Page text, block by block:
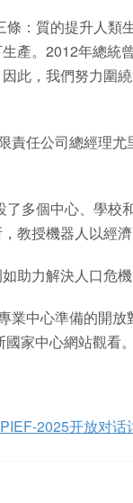
：質的提升人類
產。2012年總
此，我們努力圍
責任公司總經理
多個中心、學
授機器人以經濟
助力解決人口危機
業中心準備的開
家中心網站觀看。
2025开放对话